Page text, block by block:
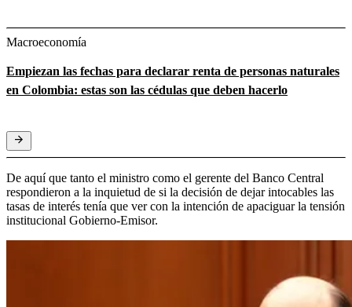
Macroeconomía
Empiezan las fechas para declarar renta de personas naturales
en Colombia: estas son las cédulas que deben hacerlo
De aquí que tanto el ministro como el gerente del Banco Central
respondieron a la inquietud de si la decisión de dejar intocables las
tasas de interés tenía que ver con la intención de apaciguar la tensión
institucional Gobierno-Emisor.